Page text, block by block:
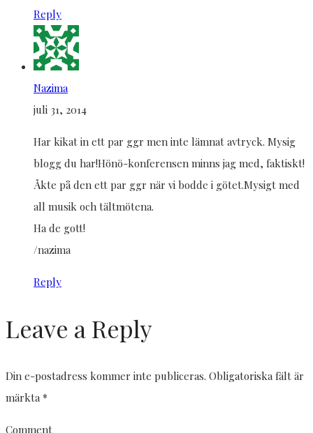
Reply
Nazima
juli 31, 2014
Har kikat in ett par ggr men inte lämnat avtryck. Mysig
blogg du har!Hönö-konferensen minns jag med, faktiskt!
Åkte på den ett par ggr när vi bodde i götet.Mysigt med
all musik och tältmötena.
Ha de gott!
/nazima
Reply
Leave a Reply
Din e-postadress kommer inte publiceras. Obligatoriska fält är
märkta *
Comment